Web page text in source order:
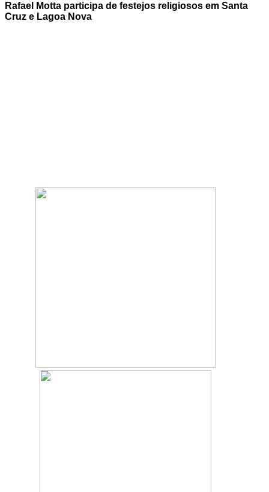
Rafael Motta participa de festejos religiosos em Santa
Cruz e Lagoa Nova